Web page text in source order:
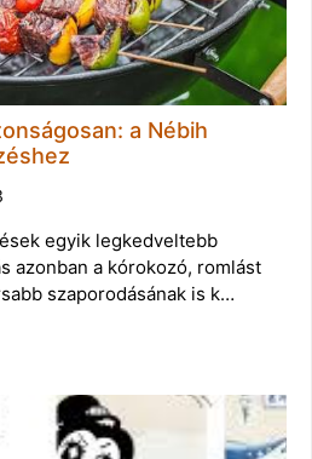
a Nébih
egyik legkedveltebb
azonban a kórokozó, romlást
szaporodásának is k…